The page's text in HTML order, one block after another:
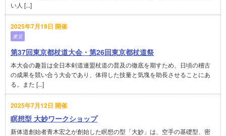
い人 [...]
2025年7月19日 開催
東京
第37回東京都杖道大会・第26回東京都杖道祭
本大会の趣旨は全日本剣道連盟杖道の普及の徹底を期すため、日頃の稽古
の成果を競い合う大会であり、体得した技量と気塊を助長させることにあ
る。また [...]
2025年7月12日 開催
瞑想型 大妙ワークショップ
新体道創始者青木宏之が創始した瞑想の型「大妙」は、空手の基礎型、密